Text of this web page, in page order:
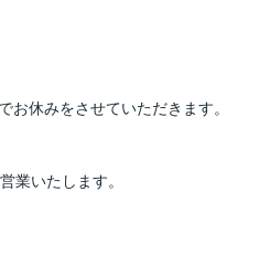
休みをさせていただきます。
業いたします。